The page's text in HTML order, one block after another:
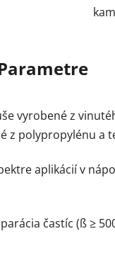
vyrobené z
z polypropylénu
aplikácií v
častíc (ß ≥